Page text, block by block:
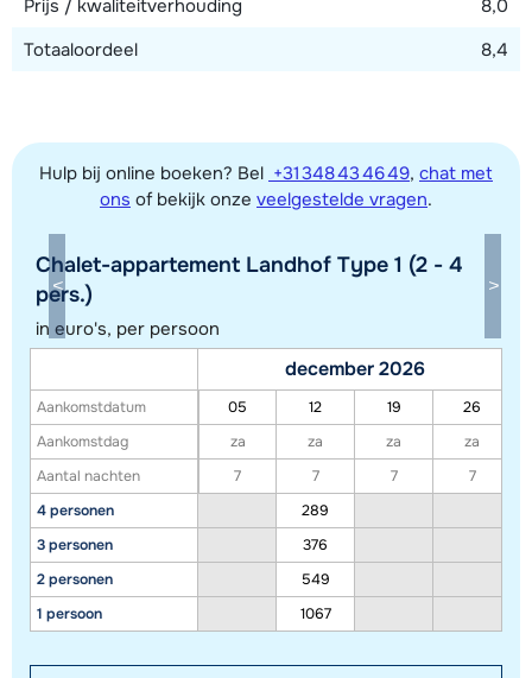
Toon alle accommodaties in dit gebied
Deze kaart geeft een indicatie van de ligging van onze accommodaties. De
exacte locatie kan enigszins afwijken.
Prijs / kwaliteitverhouding
8,0
Totaaloordeel
8,4
Hulp bij online boeken? Bel +31 348 43 46 49, chat met
ons of bekijk onze veelgestelde vragen.
Chalet-appartement Landhof Type 1 (2 - 4
pers.)
in euro's, per persoon
Aankomstdatum
Aankomstdag
Aantal nachten
4 personen
3 personen
2 personen
1 persoon
december 2026
05 12 19
26
za
za za
za
7
7 7
7
289
376
549
1067